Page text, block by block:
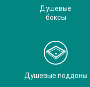
Душевые
боксы
Душевые поддоны